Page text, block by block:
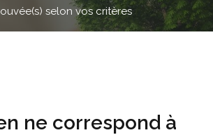
selon vos critères
ne correspond à